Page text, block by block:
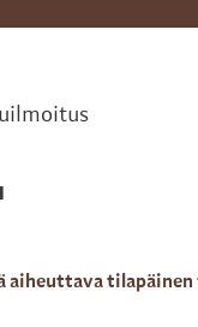
aiheuttava